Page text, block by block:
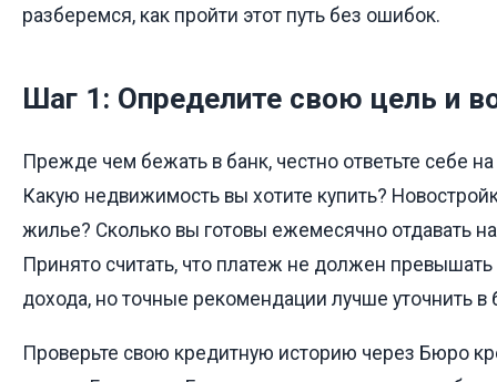
разберемся, как пройти этот путь без ошибок.
Шаг 1: Определите свою цель и
Прежде чем бежать в банк, честно ответьте себе
Какую недвижимость вы хотите купить?
жилье? Сколько вы готовы ежемесячно отдавать
Принято считать, что платеж не должен
дохода, но точные рекомендации лучше уточнить в
Проверьте свою кредитную историю через Бюро